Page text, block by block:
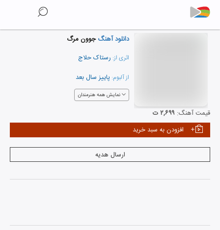
دانلود آهنگجوون مرگ
اثری از: رستاک حلاج
از آلبوم: پاییز سال بعد
نمایش همه هنرمندان
قیمت آهنگ: ۲,۶۹۹ ت
افزودن به سبد خرید
ارسال هدیه